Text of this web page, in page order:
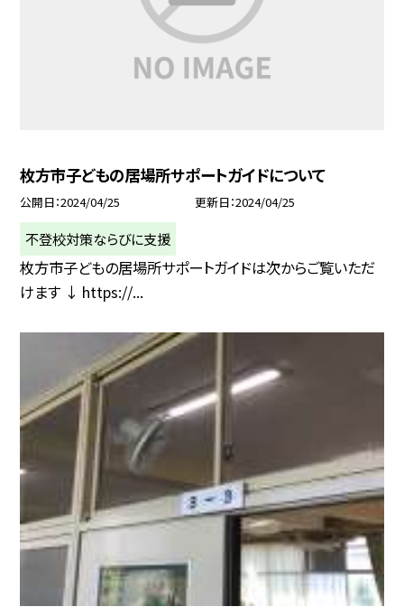
枚方市子どもの居場所サポートガイドについて
公開日 2024/04/25 更新日 2024/04/25
不登校対策ならびに支援
枚方市子どもの居場所サポートガイドは次からご覧いただ
けます ↓ https://...